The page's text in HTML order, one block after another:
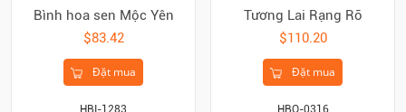
Bình hoa sen Mộc Yên
$83.42
Đặt mua
HBI-1283
Tương Lai Rạng Rỡ
$110.20
Đặt mua
HBO-0316